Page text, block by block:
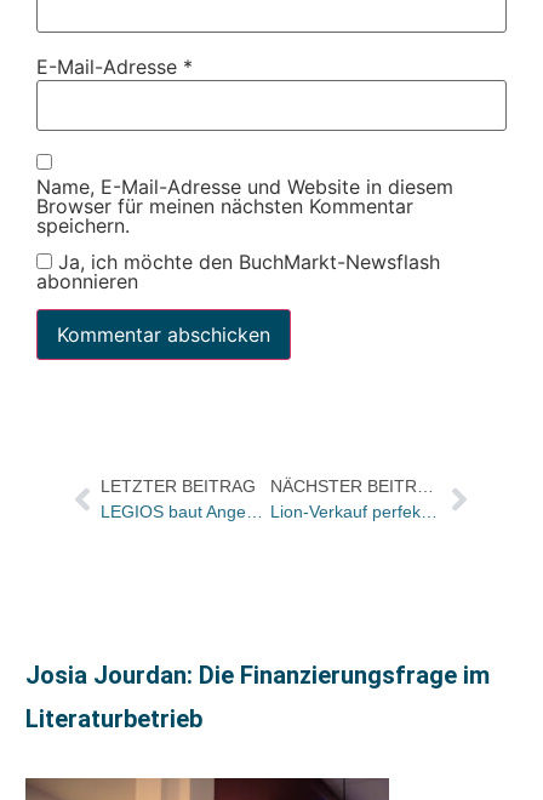
E-Mail-Adresse *
Name, E-Mail-Adresse und Website in diesem
Browser für meinen nächsten Kommentar
speichern.
Ja, ich möchte den BuchMarkt-Newsflash
abonnieren
LETZTER BEITRAG
LEGIOS baut Angebot weiter aus – MBO Verlag steuert verschiedene Fachquellen für das neue Internet-Portal bei
Josia Jourdan: Die Finanzierungsfrage im
Literaturbetrieb